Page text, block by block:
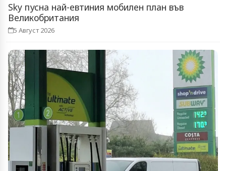
Sky пусна най-евтиния мобилен план във
Великобритания
5 Август 2026